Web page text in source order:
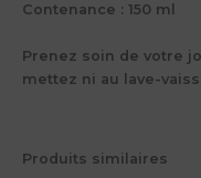
Contenance : 150 ml
Prenez soin de votre
mettez ni au lave-
Produits similaires